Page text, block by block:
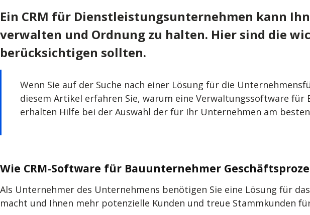
Ein CRM für Dienstleistungsunternehmen kann
verwalten und Ordnung zu halten. Hier sind die
berücksichtigen sollten.
Wenn Sie auf der Suche nach einer Lösung für die
diesem Artikel erfahren Sie, warum eine Verwaltungssoftware
erhalten Hilfe bei der Auswahl der für Ihr Unternehmen am
Wie CRM-Software für Bauunternehmer
Als Unternehmer des Unternehmens benötigen Sie eine Lösung für
macht und Ihnen mehr potenzielle Kunden und treue Stammkunden